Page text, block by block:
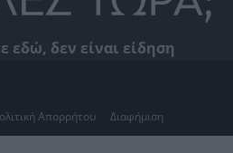
εδώ, δεν είναι είδηση
Απορρήτου Διαφήμιση